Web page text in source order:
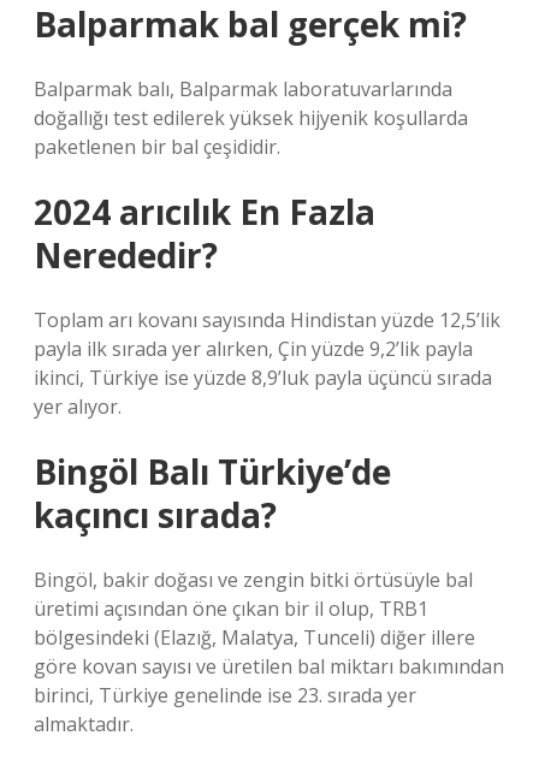
Balparmak bal gerçek mi?
Balparmak balı, Balparmak laboratuvarlarında
doğallığı test edilerek yüksek hijyenik koşullarda
paketlenen bir bal çeşididir.
2024 arıcılık En Fazla
Nerededir?
Toplam arı kovanı sayısında Hindistan yüzde 12,5’lik
payla ilk sırada yer alırken, Çin yüzde 9,2’lik payla
ikinci, Türkiye ise yüzde 8,9’luk payla üçüncü sırada
yer alıyor.
Bingöl Balı Türkiye’de
kaçıncı sırada?
Bingöl, bakir doğası ve zengin bitki örtüsüyle bal
üretimi açısından öne çıkan bir il olup, TRB1
bölgesindeki (Elazığ, Malatya, Tunceli) diğer illere
göre kovan sayısı ve üretilen bal miktarı bakımından
birinci, Türkiye genelinde ise 23. sırada yer
almaktadır.